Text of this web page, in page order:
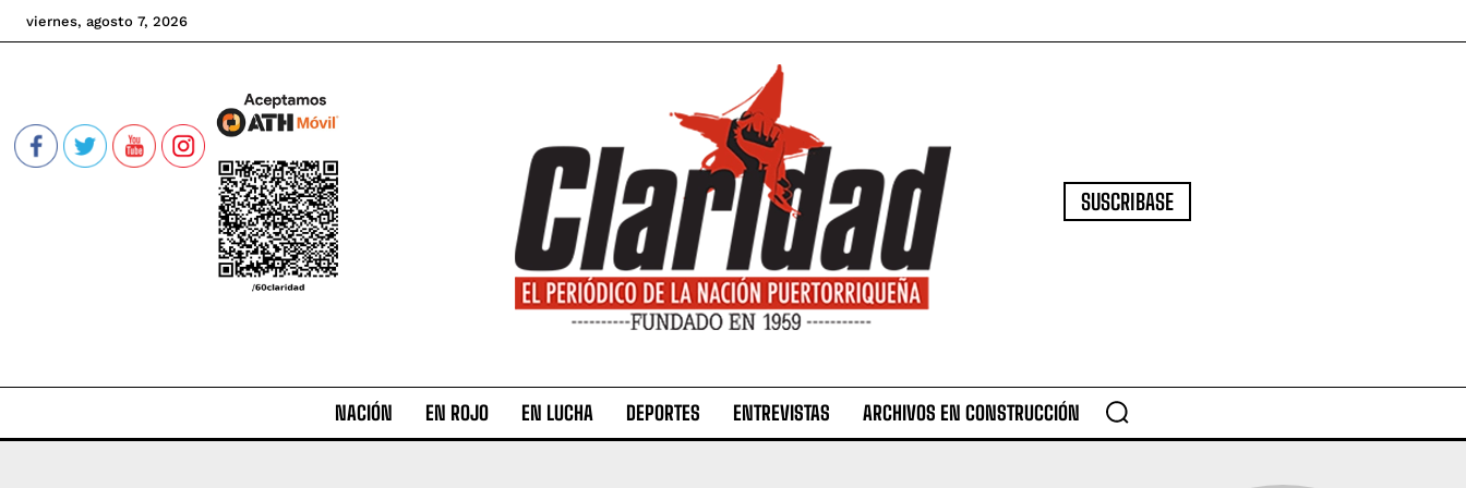
viernes, agosto 7, 2026
SUSCRIBASE
NACIÓN EN ROJO EN LUCHA DEPORTES ENTREVISTAS ARCHIVOS EN CONSTRUCCIÓN